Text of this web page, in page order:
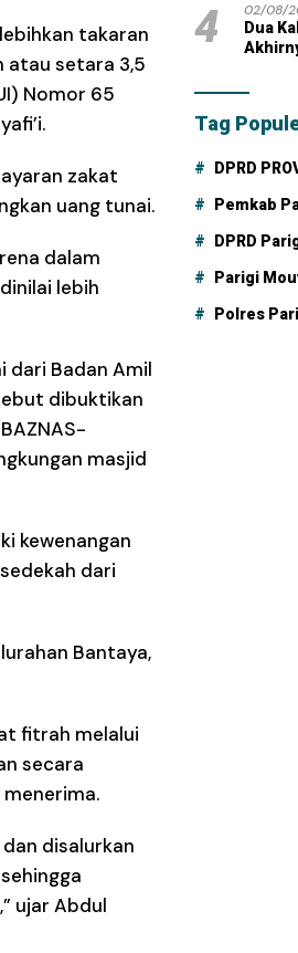
takaran
atau setara 3,5
Nomor 65
zakat
uang tunai.
dalam
lebih
dari Badan Amil
dibuktikan
masjid
kewenangan
dari
Bantaya,
fitrah melalui
secara
disalurkan
ujar Abdul
4 02/08/
Dua
Tag
DPRD
Pemkab
DPRD
Parigi
Polres